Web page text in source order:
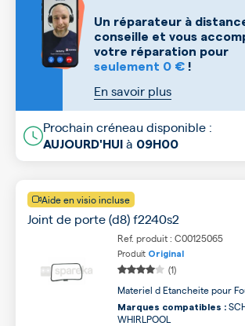
Un réparateur à
conseille et vous
votre réparation pour
seulement 0 € !
En savoir plus
Prochain créneau disponible :
AUJOURD'HUI à 09H00
Aide en visio incluse
Joint de porte (d8) f2240s2
Ref. produit : C00125065
Produit Original
(1)
Materiel d Etancheite pour
Marques compatibles :
WHIRLPOOL